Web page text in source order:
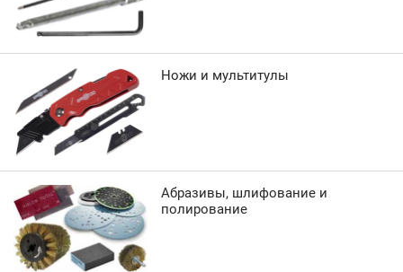
Ножи и мультитулы
Абразивы, шлифование и
полирование